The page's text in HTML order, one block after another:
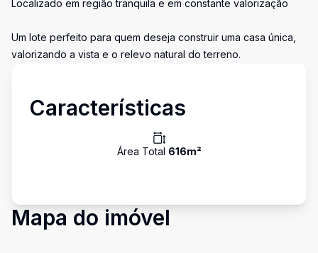
Localizado em região tranquila e em constante valorização
Um lote perfeito para quem deseja construir uma casa única,
valorizando a vista e o relevo natural do terreno.
Características
Área Total 616m²
Mapa do imóvel